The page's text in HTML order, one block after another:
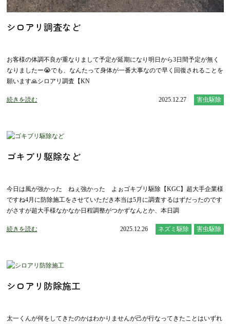
シロアリ調査など
お客様の体調不良が重なりまして予定が延期になり明日から3日間予定が無く
なりましたー😭でも、なんたって身体が一番大事なので早く回復されることを
願います🙏シロアリ調査【KN
続きを読む 2025.12.27 害虫駆除
ゴキブリ駆除など
今日は風が強かった ねぇ強かった よぉゴキブリ駆除【KGC】超大手企業様
ですね4月に防除施工をさせていただき本当は5月に調査するはずだったのです
がさすが超大手様なかなか日程調整がつかずなんとか、本日調
続きを読む 2025.12.26 ネズミ駆除 害虫駆除
シロアリ防除施工
太一くんが何をしてきたのかはわかりませんが己が行なってきたことはいずれ